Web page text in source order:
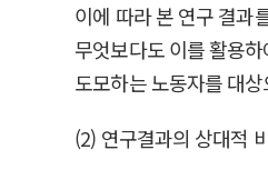
이에 따라 본 연구 결과
무엇보다도 이를 활용
도모하는 노동자를 대
(2) 연구결과의 상대적